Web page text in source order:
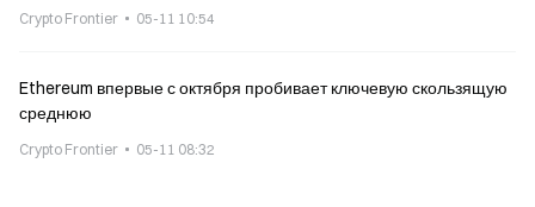
Crypto Frontier 05-11 10:54
Ethereum впервые с октября пробивает ключевую скользящую
среднюю
Crypto Frontier 05-11 08:32